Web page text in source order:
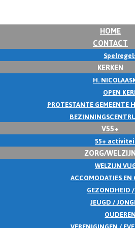
HOME
CONTACT
KERKEN
H.
OPEN
PROTESTANTE GEMEENTE
V55+
55+
ZORG/WELZIJN
WELZIJN
ACCOMODATIES EN
GEZONDHEID
JEUGD /